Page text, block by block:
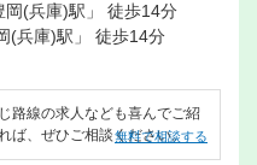
岡(兵庫)駅」 徒歩14分
(兵庫)駅」 徒歩14分
路線の求人なども喜んでご紹
ば、ぜひご相談ください。
無料で相談する